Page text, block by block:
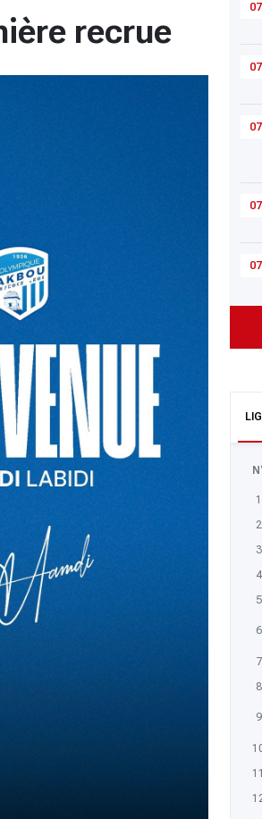
1
2
3
4
5
6
7
8
9
11
recrue